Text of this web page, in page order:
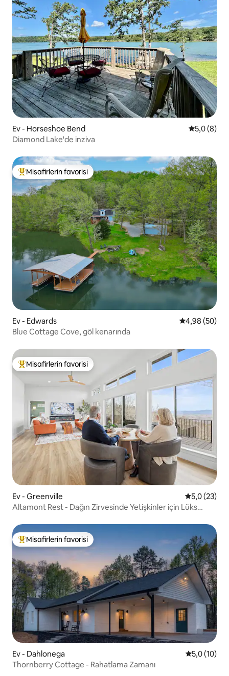
Ev - Horseshoe Bend 55,0 (8)
Diamond Lake'de inziva
Misafirlerin favorilerinden en beğenilenler arasında
Misafirlerin favorisi
Ev - Edwards 5 üzerinden
4,98 (50)
Blue Cottage Cove, göl kenarında
Misafirlerin favorilerinden en beğenilenler arasında
Misafirlerin favorisi
Ev - Greenville 5 üzerinden
5,0 (23)
Altamont Rest - Dağın Zirvesinde Yetişkinler için Lüks
Misafirlerin favorilerinden en beğenilenler arasında
Misafirlerin favorisi
Ev - Dahlonega 55,0 (10)
Thornberry Cottage - Rahatlama Zamanı